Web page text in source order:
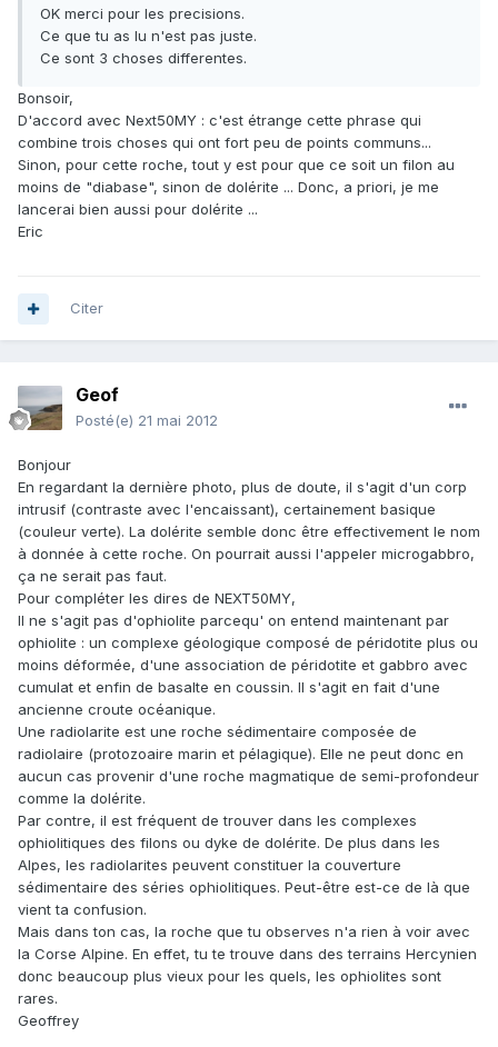
OK merci pour les precisions.
Ce que tu as lu n'est pas juste.
Ce sont 3 choses differentes.
Bonsoir,
D'accord avec Next50MY : c'est étrange cette phrase qui
combine trois choses qui ont fort peu de points communs...
Sinon, pour cette roche, tout y est pour que ce soit un filon au
moins de "diabase", sinon de dolérite ... Donc, a priori, je me
lancerai bien aussi pour dolérite ...
Eric
Citer
Geof
Posté(e) 21 mai 2012
Bonjour
En regardant la dernière photo, plus de doute, il s'agit d'un corp
intrusif (contraste avec l'encaissant), certainement basique
(couleur verte). La dolérite semble donc être effectivement le nom
à donnée à cette roche. On pourrait aussi l'appeler microgabbro,
ça ne serait pas faut.
Pour compléter les dires de NEXT50MY,
Il ne s'agit pas d'ophiolite parcequ' on entend maintenant par
ophiolite : un complexe géologique composé de péridotite plus ou
moins déformée, d'une association de péridotite et gabbro avec
cumulat et enfin de basalte en coussin. Il s'agit en fait d'une
ancienne croute océanique.
Une radiolarite est une roche sédimentaire composée de
radiolaire (protozoaire marin et pélagique). Elle ne peut donc en
aucun cas provenir d'une roche magmatique de semi-profondeur
comme la dolérite.
Par contre, il est fréquent de trouver dans les complexes
ophiolitiques des filons ou dyke de dolérite. De plus dans les
Alpes, les radiolarites peuvent constituer la couverture
sédimentaire des séries ophiolitiques. Peut-être est-ce de là que
vient ta confusion.
Mais dans ton cas, la roche que tu observes n'a rien à voir avec
la Corse Alpine. En effet, tu te trouve dans des terrains Hercynien
donc beaucoup plus vieux pour les quels, les ophiolites sont
rares.
Geoffrey